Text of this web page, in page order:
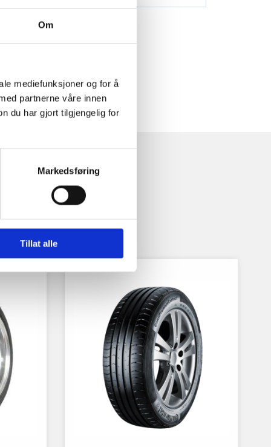
Om
mediefunksjoner og for å
partnerne våre innen
du har gjort tilgjengelig for
Markedsføring
Tillat alle